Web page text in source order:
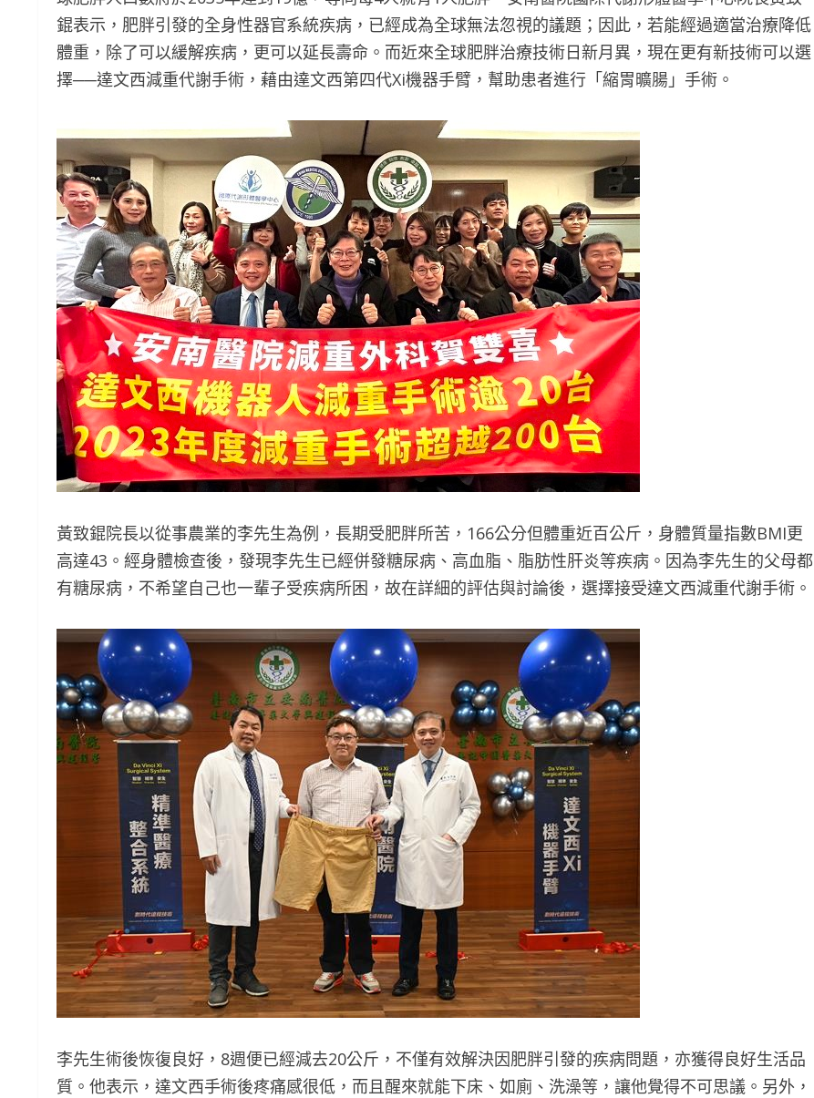
錕表示，肥胖引發的全身性器官系統疾病，已經成為全球無法忽視的議題；因此，若能經過適當治療降低
體重，除了可以緩解疾病，更可以延長壽命。而近來全球肥胖治療技術日新月異，現在更有新技術可以選
擇──達文西減重代謝手術，藉由達文西第四代Xi機器手臂，幫助患者進行「縮胃曠腸」手術。
黃致錕院長以從事農業的李先生為例，長期受肥胖所苦，166公分但體重近百公斤，身體質量指數BMI更
高達43。經身體檢查後，發現李先生已經併發糖尿病、高血脂、脂肪性肝炎等疾病。因為李先生的父母都
有糖尿病，不希望自己也一輩子受疾病所困，故在詳細的評估與討論後，選擇接受達文西減重代謝手術。
李先生術後恢復良好，8週便已經減去20公斤，不僅有效解決因肥胖引發的疾病問題，亦獲得良好生活品
質。他表示，達文西手術後疼痛感很低，而且醒來就能下床、如廁、洗澡等，讓他覺得不可思議。另外，